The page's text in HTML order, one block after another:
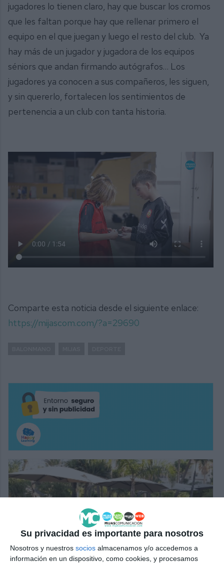
Su privacidad es importante para nosotros
Nosotros y nuestros socios almacenamos y/o accedemos a
información en un dispositivo, como cookies, y procesamos
jugadores lo tienen claro, hay que buscar los cromos
que les faltan porque hay que rellenar primero el
equipo en el que juegan y luego el resto del club. Ya
hay más de un jugador y jugadora de los equipos
séniors que andan firmando autógrafos… Los
jugadores ya conocen a sus compañeros, les siguen,
y sin quererlo, fortalecen los sentimientos de
pertenencia a un club con tanta historia.
Comparte esta noticia desde el siguiente enlace:
https://mijascom.com/?a=29690